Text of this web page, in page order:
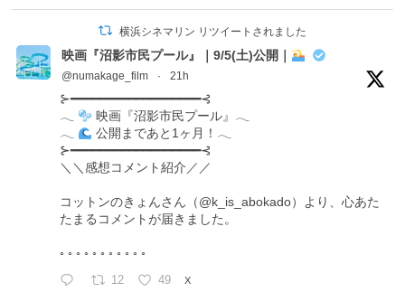
横浜シネマリン リツイートされました
映画『沼影市民プール』｜9/5(土)公開｜
@numakage_film · 21h
⊱━━━━━━━━━━━━━━━━━━⊰
𓂃
映画『沼影市民プール』𓂃
𓂃
公開まであと1ヶ月！𓂃
⊱━━━━━━━━━━━━━━━━━━⊰
＼＼感想コメント紹介／／
コットンのきょんさん（@k_is_abokado）より、心あた
たまるコメントが届きました。
◦ ◦ ◦ ◦ ◦ ◦ ◦ ◦ ◦ ◦ ◦
12 49 X